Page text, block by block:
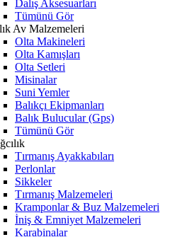
Dalış Aksesuarları
Tümünü Gör
Av Malzemeleri
Olta Makineleri
Olta Kamışları
Olta Setleri
Misinalar
Suni Yemler
Balıkçı Ekipmanları
Balık Bulucular (Gps)
Tümünü Gör
Tırmanış Ayakkabıları
Perlonlar
Sikkeler
Tırmanış Malzemeleri
Kramponlar & Buz Malzemeleri
İniş & Emniyet Malzemeleri
Karabinalar